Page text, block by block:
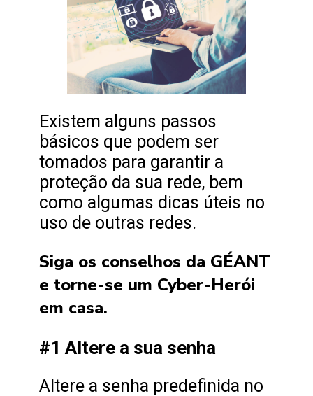
Existem alguns passos
básicos que podem ser
tomados para garantir a
proteção da sua rede, bem
como algumas dicas úteis no
uso de outras redes.
Siga os conselhos da GÉANT
e torne-se um Cyber-Herói
em casa.
#1 Altere a sua senha
Altere a senha predefinida no